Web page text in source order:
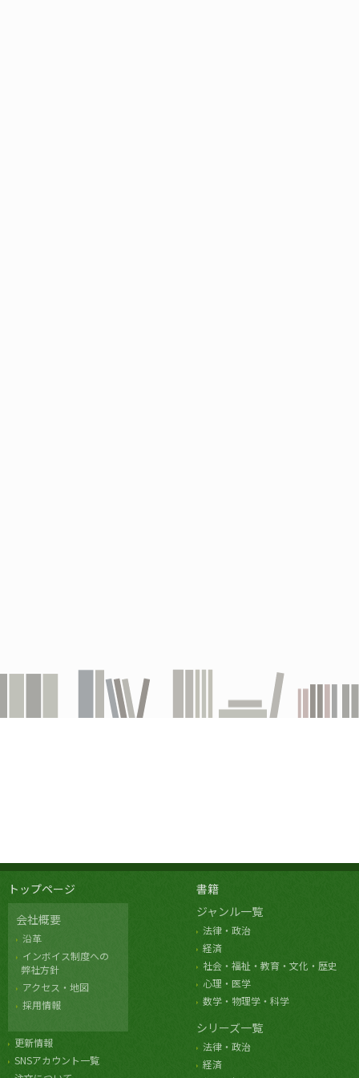
トップページ
会社概要
沿革
インボイス制度への
弊社方針
アクセス・地図
採用情報
更新情報
SNSアカウント一覧
書籍
ジャンル一覧
法律・政治
経済
社会・福祉・教育・文化・歴史
心理・医学
数学・物理学・科学
シリーズ一覧
法律・政治
経済